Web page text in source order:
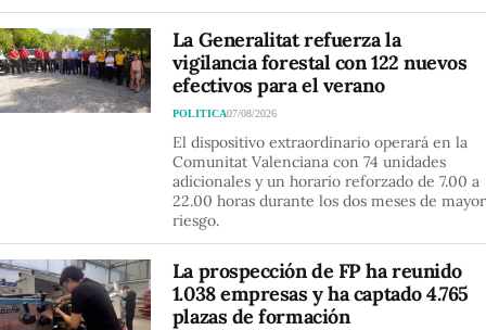
La Generalitat refuerza la
vigilancia forestal con 122 nuevos
efectivos para el verano
POLITICA07/08/2026
El dispositivo extraordinario operará en la
Comunitat Valenciana con 74 unidades
adicionales y un horario reforzado de 7.00 a
22.00 horas durante los dos meses de mayor
riesgo.
La prospección de FP ha reunido
1.038 empresas y ha captado 4.765
plazas de formación